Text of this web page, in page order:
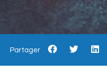
Partager